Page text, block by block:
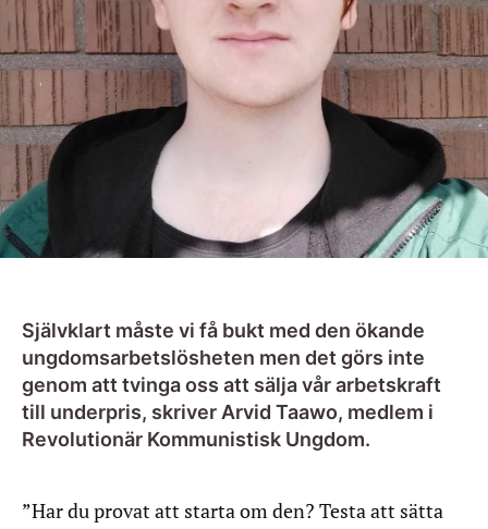
Självklart måste vi få bukt med den ökande
ungdomsarbetslösheten men det görs inte
genom att tvinga oss att sälja vår arbetskraft
till underpris, skriver Arvid Taawo, medlem i
Revolutionär Kommunistisk Ungdom.
”Har du provat att starta om den? Testa att sätta